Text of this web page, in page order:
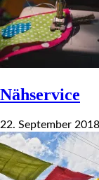
Nähservice
22. September 2018